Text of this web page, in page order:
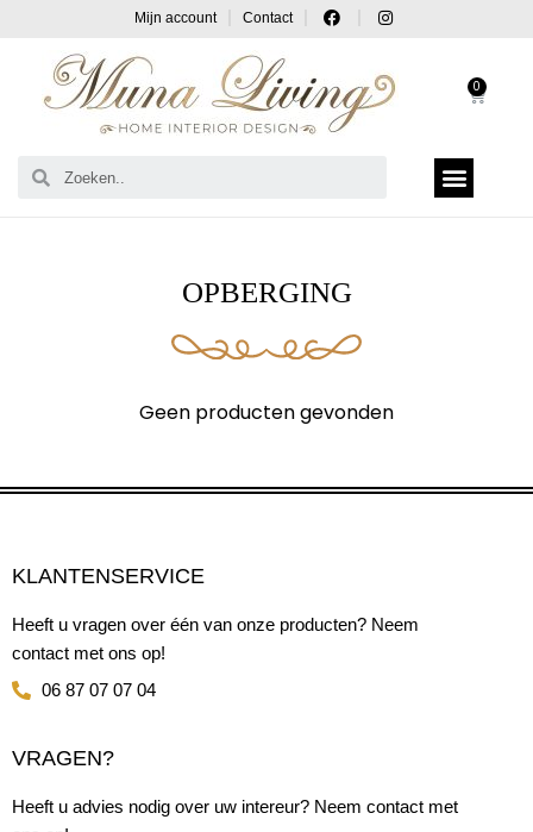
Mijn account Contact
0
OPBERGING
Geen producten gevonden
KLANTENSERVICE
Heeft u vragen over één van onze producten? Neem
contact met ons op!
06 87 07 07 04
VRAGEN?
Heeft u advies nodig over uw intereur? Neem contact met